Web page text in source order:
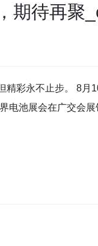
期待再聚
彩永不止步。 8月
电池展会在广交会